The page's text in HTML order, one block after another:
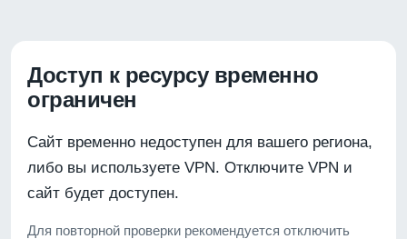
Доступ к ресурсу временно
ограничен
Сайт временно недоступен для вашего региона,
либо вы используете VPN. Отключите VPN и
сайт будет доступен.
Для повторной проверки рекомендуется отключить